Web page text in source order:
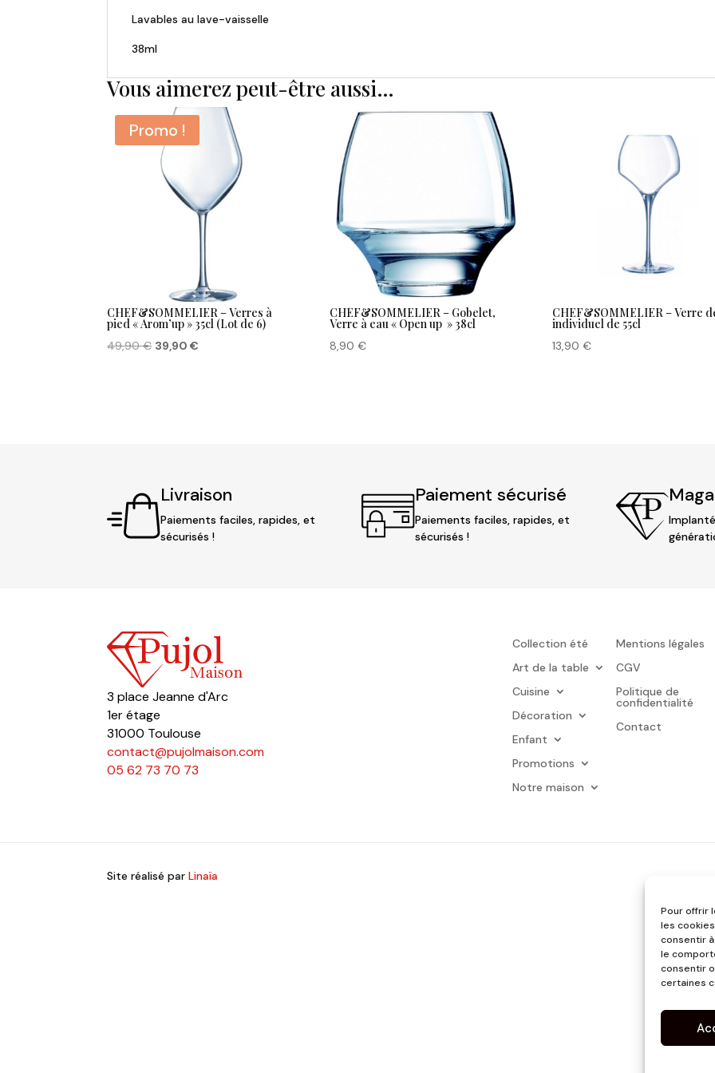
Pour offrir
les
consentir
le
consentir
certaines
Lavables au lave-vaisselle
38ml
Vous aimerez peut-être aussi…
Promo !
CHEF&SOMMELIER – Verres à
pied « Arom’up » 35cl (Lot de 6)
49,90€ Le
39,90€
CHEF&SOMMELIER – Gobelet,
Verre à eau « Open up » 38cl
8,90€
CHEF&SOMMELIER – Verre
individuel de 55cl
13,90€
Livraison
Paiements faciles, rapides, et
sécurisés !
Paiement sécurisé
Paiements faciles, rapides, et
sécurisés !
3 place Jeanne d'Arc
1er étage
31000 Toulouse
contact@pujolmaison.com
05 62 73 70 73
Collection été
Art de la table
Cuisine
Décoration
Enfant
Promotions
Notre maison
Mentions légales
CGV
Politique de
confidentialité
Contact
Site réalisé parLinaïa